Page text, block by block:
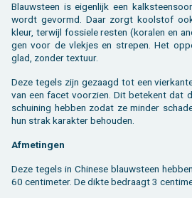
Blauw­steen is ei­gen­lijk een
wordt ge­vormd. Daar zorgt kool­stof
kleur, ter­wijl fos­sie­le res­ten (ko­ra­len en
gen voor de vlek­jes en stre­pen. Het
glad, zon­der tex­tuur.
Deze te­gels zijn ge­zaagd tot een
van een facet voor­zien. Dit be­te­kent dat
schui­ning heb­ben zodat ze min­der
hun strak ka­rak­ter be­hou­den.
Af­me­tin­gen
Deze te­gels in Chi­ne­se blauw­steen
60 cen­ti­me­ter. De dikte be­draagt 3